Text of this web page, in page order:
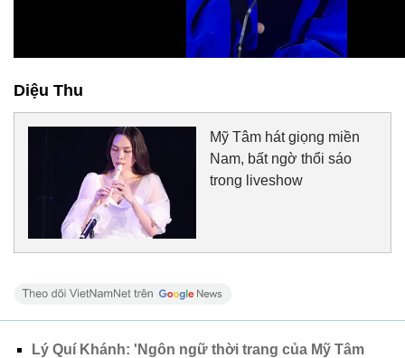
Diệu Thu
Mỹ Tâm hát giọng miền
Nam, bất ngờ thổi sáo
trong liveshow
Lý Quí Khánh: 'Ngôn ngữ thời trang của Mỹ Tâm